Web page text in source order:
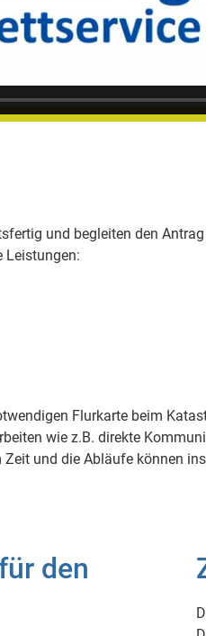
und begleiten den
Leistungen:
Flurkarte beim
wie z.B. direkte
und die Abläufe können
den